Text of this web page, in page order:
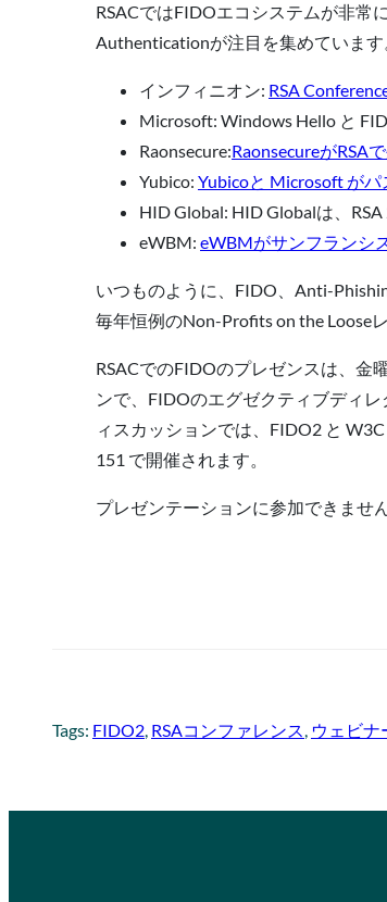
RSACではFIDOエコシステムが非常
Authenticationが注目を集めていま
インフィニオン: RSA
Microsoft: Windows Hello と
Raonsecure:RaonsecureがRSA
Yubico: Yubicoと Microsoft が
HID Global: HID Globalは、
eWBM: eWBMがサンフランシ
いつものように、FIDO、Anti-
毎年恒例のNon-Profits on the Loose
RSACでのFIDOのプレゼンスは、金
ンで、FIDOのエグゼクティブディ
ィスカッションでは、FIDO2 と
151 で開催されます。
プレゼンテーションに参加できませ
Tags: FIDO2, RSAコンファレンス, ウェビナ